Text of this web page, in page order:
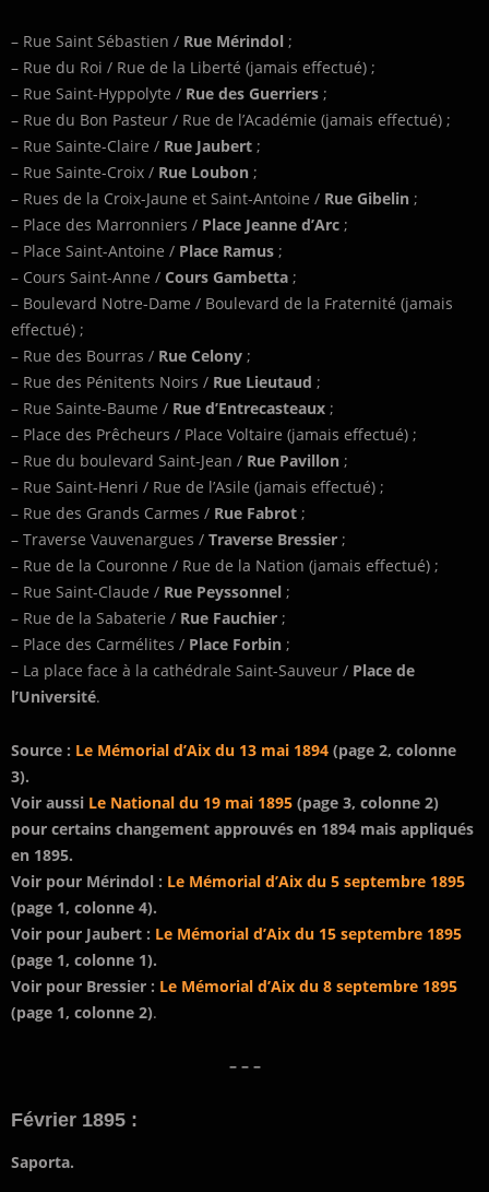
– Rue Saint Sébastien / Rue Mérindol ;
– Rue du Roi / Rue de la Liberté (jamais effectué) ;
– Rue Saint-Hyppolyte / Rue des Guerriers ;
– Rue du Bon Pasteur / Rue de l’Académie (jamais effectué) ;
– Rue Sainte-Claire / Rue Jaubert ;
– Rue Sainte-Croix / Rue Loubon ;
– Rues de la Croix-Jaune et Saint-Antoine / Rue Gibelin ;
– Place des Marronniers / Place Jeanne d’Arc ;
– Place Saint-Antoine / Place Ramus ;
– Cours Saint-Anne / Cours Gambetta ;
– Boulevard Notre-Dame / Boulevard de la Fraternité (jamais
effectué) ;
– Rue des Bourras / Rue Celony ;
– Rue des Pénitents Noirs / Rue Lieutaud ;
– Rue Sainte-Baume / Rue d’Entrecasteaux ;
– Place des Prêcheurs / Place Voltaire (jamais effectué) ;
– Rue du boulevard Saint-Jean / Rue Pavillon ;
– Rue Saint-Henri / Rue de l’Asile (jamais effectué) ;
– Rue des Grands Carmes / Rue Fabrot ;
– Traverse Vauvenargues / Traverse Bressier ;
– Rue de la Couronne / Rue de la Nation (jamais effectué) ;
– Rue Saint-Claude / Rue Peyssonnel ;
– Rue de la Sabaterie / Rue Fauchier ;
– Place des Carmélites / Place Forbin ;
– La place face à la cathédrale Saint-Sauveur / Place de
l’Université.
Source : Le Mémorial d’Aix du 13 mai 1894 (page 2, colonne
3).
Voir aussi Le National du 19 mai 1895 (page 3, colonne 2)
pour certains changement approuvés en 1894 mais appliqués
en 1895.
Voir pour Mérindol : Le Mémorial d’Aix du 5 septembre 1895
(page 1, colonne 4).
Voir pour Jaubert : Le Mémorial d’Aix du 15 septembre 1895
(page 1, colonne 1).
Voir pour Bressier : Le Mémorial d’Aix du 8 septembre 1895
(page 1, colonne 2).
– – –
Février 1895 :
Saporta.